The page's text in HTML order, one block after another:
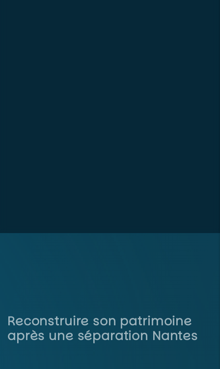
Reconstruire son patrimoine
après une séparation Nantes